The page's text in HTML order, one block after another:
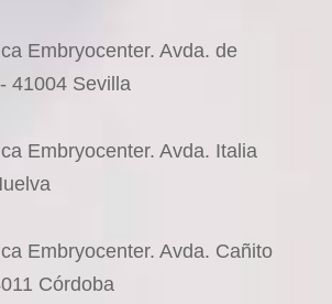
Embryocenter. Avda. de
41004 Sevilla
Embryocenter. Avda. Italia
Embryocenter. Avda. Cañito
Córdoba